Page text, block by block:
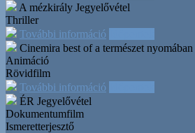
A mézkirály Jegyelővétel
Thriller
További információ
Cinemira best of a természet nyomában
Animáció
Rövidfilm
További információ
ÉR Jegyelővétel
Dokumentumfilm
Ismeretterjesztő